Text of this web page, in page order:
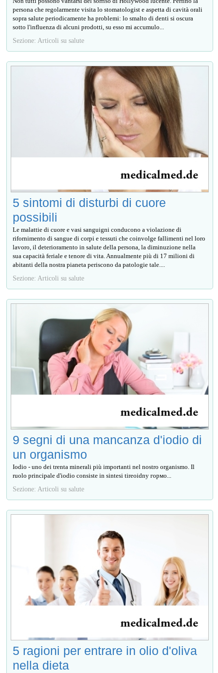
persona che regolarmente visita lo stomatologist e aspetta di cavità orali
sopra salute periodicamente ha problemi: lo smalto di denti si oscura
sotto l'influenza di alcuni prodotti, su esso mi accumulo...
Sezione: Articoli su salute
5 sintomi di disturbi di cuore
possibili
Le malattie di cuore e vasi sanguigni conducono a violazione di
rifornimento di sangue di corpi e tessuti che coinvolge fallimenti nel loro
lavoro, il deterioramento in salute della persona, la diminuzione nella
sua capacità feriale e tenore di vita. Annualmente più di 17 milioni di
abitanti della nostra pianeta periscono da patologie tale....
Sezione: Articoli su salute
9 segni di una mancanza d'iodio di
un organismo
Iodio - uno dei trenta minerali più importanti nel nostro organismo. Il
ruolo principale d'iodio consiste in sintesi tireoidny гормо...
Sezione: Articoli su salute
5 ragioni per entrare in olio d'oliva
nella dieta